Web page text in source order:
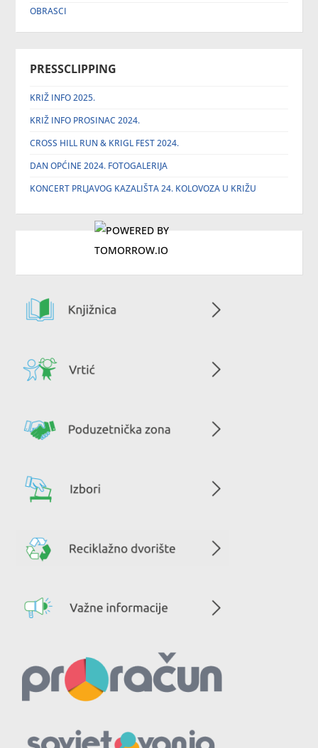
OBRASCI
PRESSCLIPPING
KRIŽ INFO 2025.
KRIŽ INFO PROSINAC 2024.
CROSS HILL RUN & KRIGL FEST 2024.
DAN OPĆINE 2024. FOTOGALERIJA
KONCERT PRLJAVOG KAZALIŠTA 24. KOLOVOZA U KRIŽU